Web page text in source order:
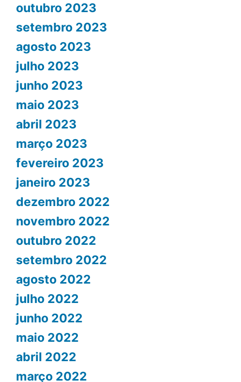
outubro 2023
setembro 2023
agosto 2023
julho 2023
junho 2023
maio 2023
abril 2023
março 2023
fevereiro 2023
janeiro 2023
dezembro 2022
novembro 2022
outubro 2022
setembro 2022
agosto 2022
julho 2022
junho 2022
maio 2022
abril 2022
março 2022